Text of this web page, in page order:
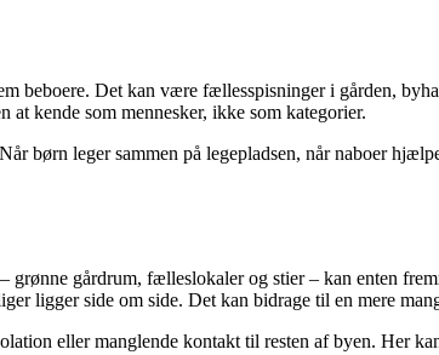
beboere. Det kan være fællesspisninger i gården,
kende som mennesker, ikke som kategorier.
børn leger sammen på legepladsen, når naboer
gårdrum, fælleslokaler og stier – kan enten
ligger side om side. Det kan bidrage til en mere
eller manglende kontakt til resten af byen. Her